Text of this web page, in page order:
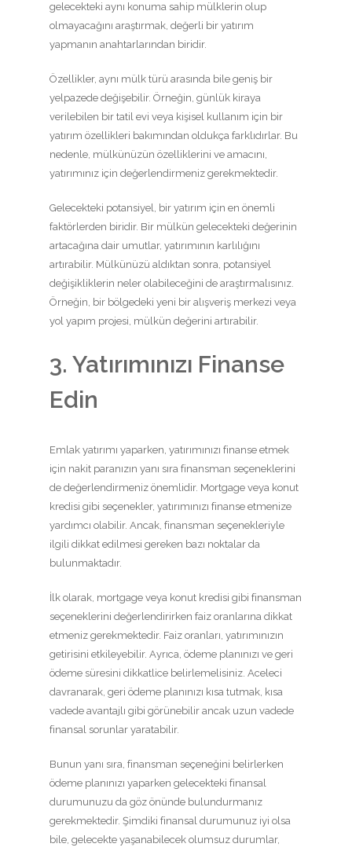
gelecekteki aynı konuma sahip mülklerin olup
olmayacağını araştırmak, değerli bir yatırım
yapmanın anahtarlarından biridir.
Özellikler, aynı mülk türü arasında bile geniş bir
yelpazede değişebilir. Örneğin, günlük kiraya
verilebilen bir tatil evi veya kişisel kullanım için bir
yatırım özellikleri bakımından oldukça farklıdırlar. Bu
nedenle, mülkünüzün özelliklerini ve amacını,
yatırımınız için değerlendirmeniz gerekmektedir.
Gelecekteki potansiyel, bir yatırım için en önemli
faktörlerden biridir. Bir mülkün gelecekteki değerinin
artacağına dair umutlar, yatırımının karlılığını
artırabilir. Mülkünüzü aldıktan sonra, potansiyel
değişikliklerin neler olabileceğini de araştırmalısınız.
Örneğin, bir bölgedeki yeni bir alışveriş merkezi veya
yol yapım projesi, mülkün değerini artırabilir.
3. Yatırımınızı Finanse
Edin
Emlak yatırımı yaparken, yatırımınızı finanse etmek
için nakit paranızın yanı sıra finansman seçeneklerini
de değerlendirmeniz önemlidir. Mortgage veya konut
kredisi gibi seçenekler, yatırımınızı finanse etmenize
yardımcı olabilir. Ancak, finansman seçenekleriyle
ilgili dikkat edilmesi gereken bazı noktalar da
bulunmaktadır.
İlk olarak, mortgage veya konut kredisi gibi finansman
seçeneklerini değerlendirirken faiz oranlarına dikkat
etmeniz gerekmektedir. Faiz oranları, yatırımınızın
getirisini etkileyebilir. Ayrıca, ödeme planınızı ve geri
ödeme süresini dikkatlice belirlemelisiniz. Aceleci
davranarak, geri ödeme planınızı kısa tutmak, kısa
vadede avantajlı gibi görünebilir ancak uzun vadede
finansal sorunlar yaratabilir.
Bunun yanı sıra, finansman seçeneğini belirlerken
ödeme planınızı yaparken gelecekteki finansal
durumunuzu da göz önünde bulundurmanız
gerekmektedir. Şimdiki finansal durumunuz iyi olsa
bile, gelecekte yaşanabilecek olumsuz durumlar,